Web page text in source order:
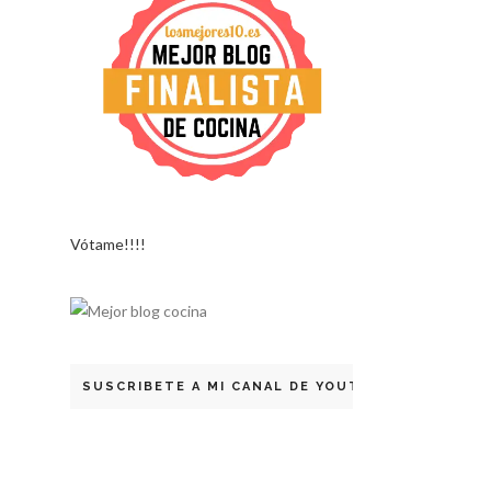
Vótame!!!!
SUSCRIBETE A MI CANAL DE YOUTUBE